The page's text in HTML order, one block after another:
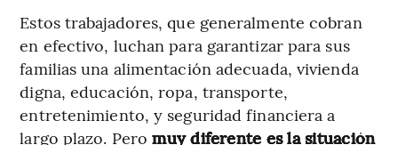
Estos trabajadores, que generalmente cobran
en efectivo, luchan para garantizar para sus
familias una alimentación adecuada, vivienda
digna, educación, ropa, transporte,
entretenimiento, y seguridad financiera a
largo plazo. Pero muy diferente es la situación